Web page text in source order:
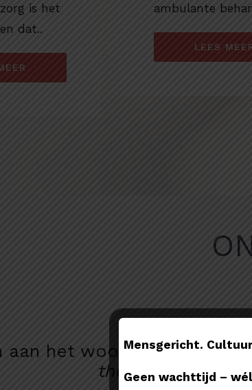
is het
dat..
ambulante
LEES
aan het woord:“Voor het
thuis”.
Mensgericht.
Geen wachttijd –